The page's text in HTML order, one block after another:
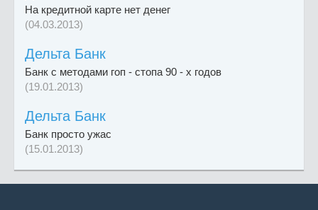
На кредитной карте нет денег
(04.03.2013)
Дельта Банк
Банк с методами гоп - стопа 90 - х годов
(19.01.2013)
Дельта Банк
Банк просто ужас
(15.01.2013)